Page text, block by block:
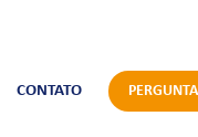
CONTATO